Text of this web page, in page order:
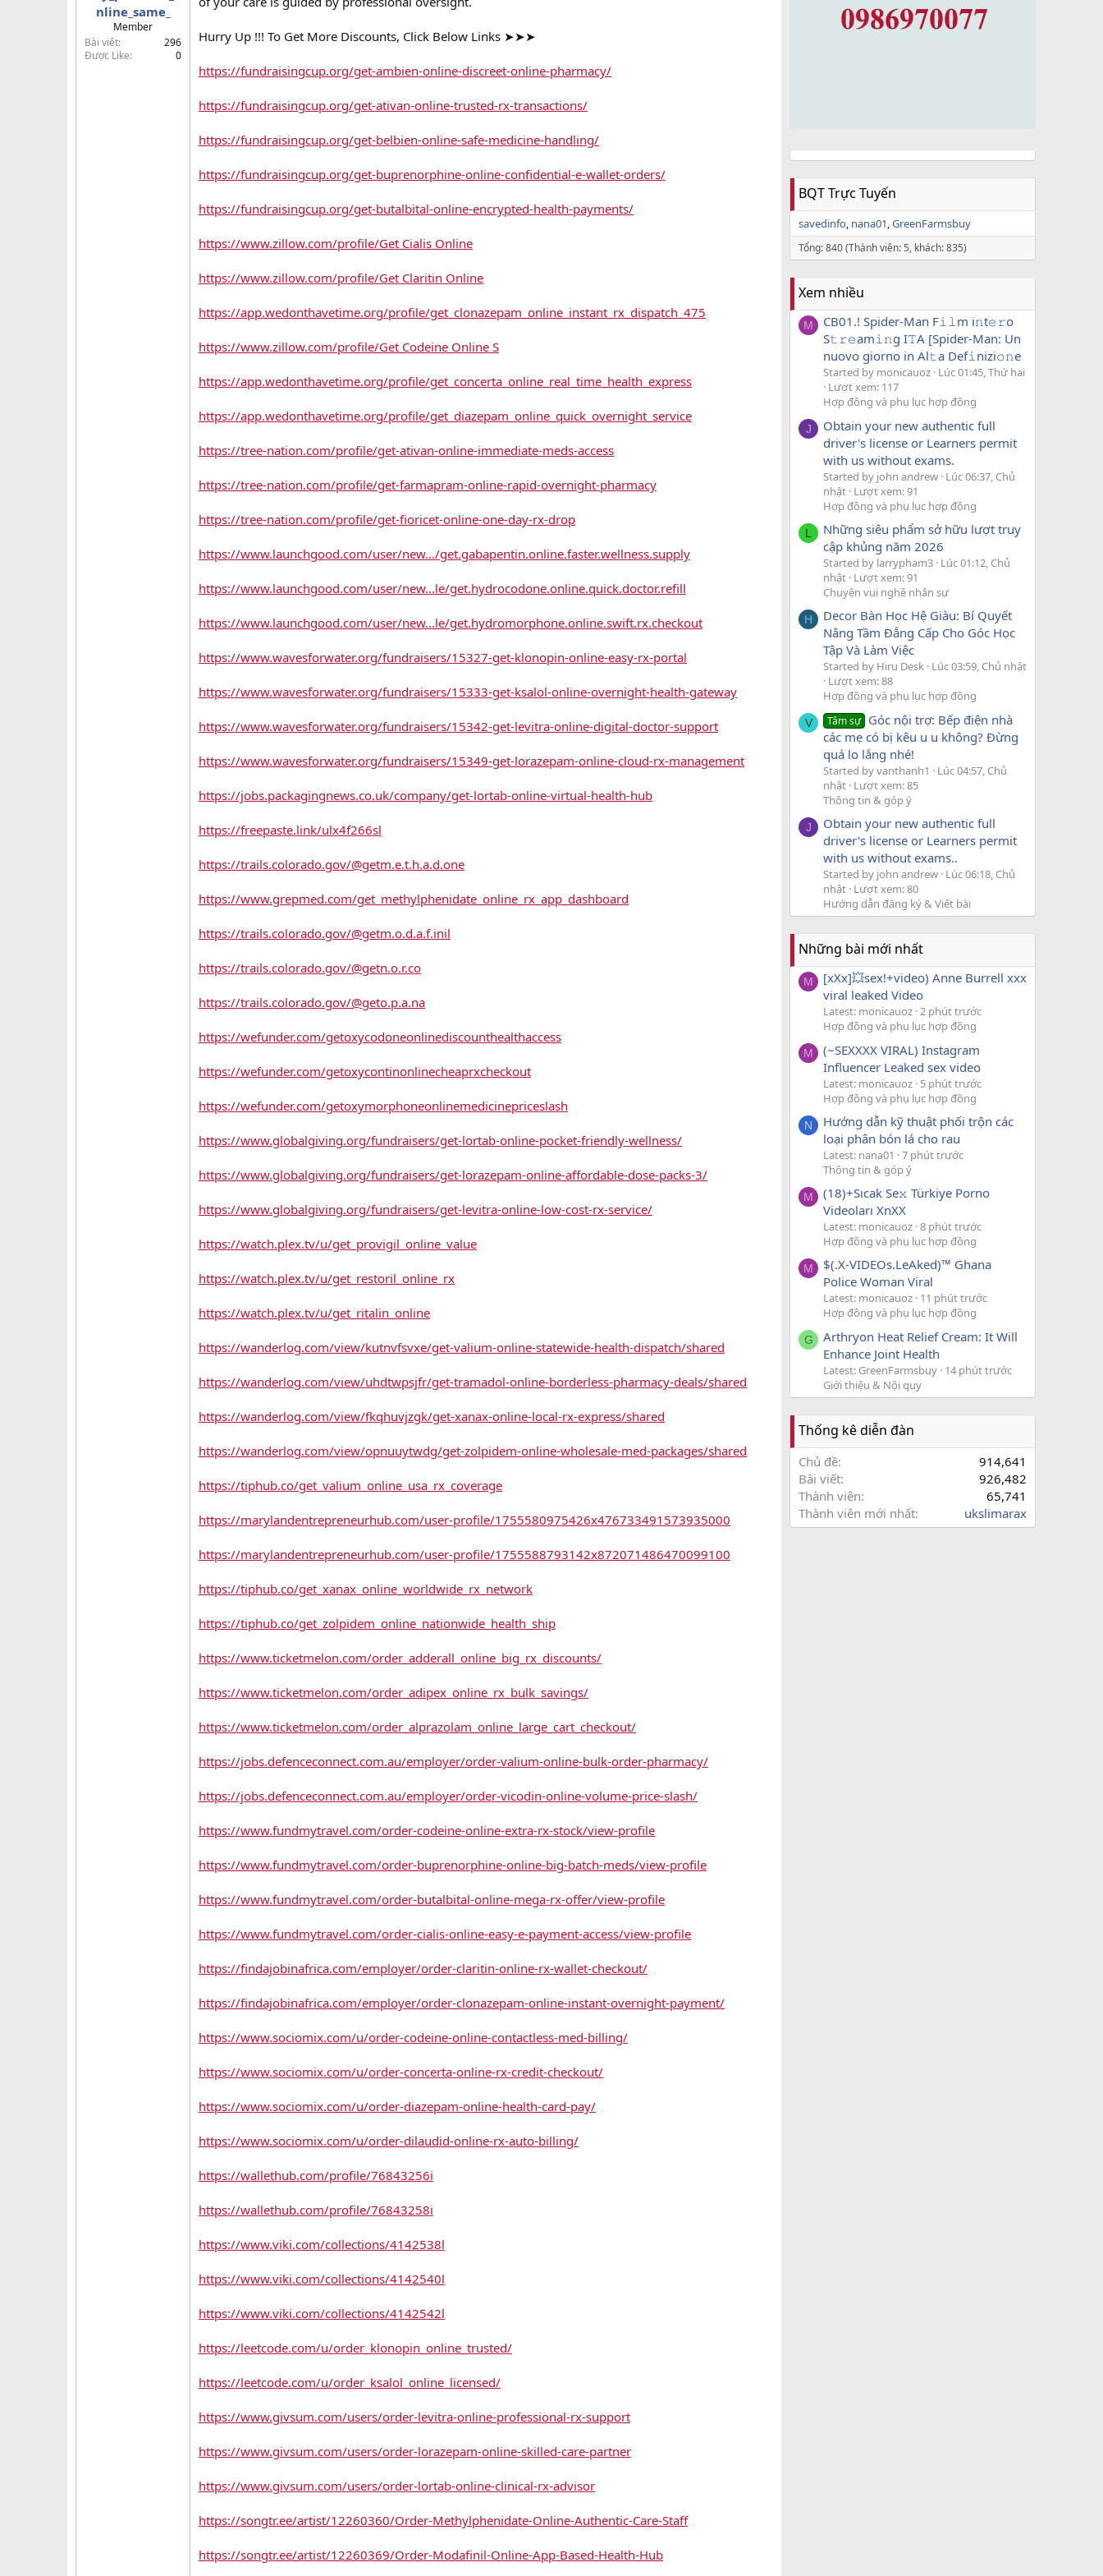
nline_same_
Member
Bài viết
296
Được Like
0
Hurry Up !!! To Get More Discounts, Click Below Links ➤➤➤
https://fundraisingcup.org/get-ambien-online-discreet-online-pharmacy/
https://fundraisingcup.org/get-ativan-online-trusted-rx-transactions/
https://fundraisingcup.org/get-belbien-online-safe-medicine-handling/
https://fundraisingcup.org/get-buprenorphine-online-confidential-e-wallet-orders/
https://fundraisingcup.org/get-butalbital-online-encrypted-health-payments/
https://www.zillow.com/profile/Get Cialis Online
https://www.zillow.com/profile/Get Claritin Online
https://app.wedonthavetime.org/profile/get_clonazepam_online_instant_rx_dispatch_475
https://www.zillow.com/profile/Get Codeine Online S
https://app.wedonthavetime.org/profile/get_concerta_online_real_time_health_express
https://app.wedonthavetime.org/profile/get_diazepam_online_quick_overnight_service
https://tree-nation.com/profile/get-ativan-online-immediate-meds-access
https://tree-nation.com/profile/get-farmapram-online-rapid-overnight-pharmacy
https://tree-nation.com/profile/get-fioricet-online-one-day-rx-drop
https://www.launchgood.com/user/new.../get.gabapentin.online.faster.wellness.supply
https://www.launchgood.com/user/new...le/get.hydrocodone.online.quick.doctor.refill
https://www.launchgood.com/user/new...le/get.hydromorphone.online.swift.rx.checkout
https://www.wavesforwater.org/fundraisers/15327-get-klonopin-online-easy-rx-portal
https://www.wavesforwater.org/fundraisers/15333-get-ksalol-online-overnight-health-gateway
https://www.wavesforwater.org/fundraisers/15342-get-levitra-online-digital-doctor-support
https://www.wavesforwater.org/fundraisers/15349-get-lorazepam-online-cloud-rx-management
https://jobs.packagingnews.co.uk/company/get-lortab-online-virtual-health-hub
https://freepaste.link/ulx4f266sl
https://trails.colorado.gov/@getm.e.t.h.a.d.one
https://www.grepmed.com/get_methylphenidate_online_rx_app_dashboard
https://trails.colorado.gov/@getm.o.d.a.f.inil
https://trails.colorado.gov/@getn.o.r.co
https://trails.colorado.gov/@geto.p.a.na
https://wefunder.com/getoxycodoneonlinediscounthealthaccess
https://wefunder.com/getoxycontinonlinecheaprxcheckout
https://wefunder.com/getoxymorphoneonlinemedicinepriceslash
https://www.globalgiving.org/fundraisers/get-lortab-online-pocket-friendly-wellness/
https://www.globalgiving.org/fundraisers/get-lorazepam-online-affordable-dose-packs-3/
https://www.globalgiving.org/fundraisers/get-levitra-online-low-cost-rx-service/
https://watch.plex.tv/u/get_provigil_online_value
https://watch.plex.tv/u/get_restoril_online_rx
https://watch.plex.tv/u/get_ritalin_online
https://wanderlog.com/view/kutnvfsvxe/get-valium-online-statewide-health-dispatch/shared
https://wanderlog.com/view/uhdtwpsjfr/get-tramadol-online-borderless-pharmacy-deals/shared
https://wanderlog.com/view/fkqhuvjzgk/get-xanax-online-local-rx-express/shared
https://wanderlog.com/view/opnuuytwdg/get-zolpidem-online-wholesale-med-packages/shared
https://tiphub.co/get_valium_online_usa_rx_coverage
https://marylandentrepreneurhub.com/user-profile/1755580975426x476733491573935000
https://marylandentrepreneurhub.com/user-profile/1755588793142x872071486470099100
https://tiphub.co/get_xanax_online_worldwide_rx_network
https://tiphub.co/get_zolpidem_online_nationwide_health_ship
https://www.ticketmelon.com/order_adderall_online_big_rx_discounts/
https://www.ticketmelon.com/order_adipex_online_rx_bulk_savings/
https://www.ticketmelon.com/order_alprazolam_online_large_cart_checkout/
https://jobs.defenceconnect.com.au/employer/order-valium-online-bulk-order-pharmacy/
https://jobs.defenceconnect.com.au/employer/order-vicodin-online-volume-price-slash/
https://www.fundmytravel.com/order-codeine-online-extra-rx-stock/view-profile
https://www.fundmytravel.com/order-buprenorphine-online-big-batch-meds/view-profile
https://www.fundmytravel.com/order-butalbital-online-mega-rx-offer/view-profile
https://www.fundmytravel.com/order-cialis-online-easy-e-payment-access/view-profile
https://findajobinafrica.com/employer/order-claritin-online-rx-wallet-checkout/
https://findajobinafrica.com/employer/order-clonazepam-online-instant-overnight-payment/
https://www.sociomix.com/u/order-codeine-online-contactless-med-billing/
https://www.sociomix.com/u/order-concerta-online-rx-credit-checkout/
https://www.sociomix.com/u/order-diazepam-online-health-card-pay/
https://www.sociomix.com/u/order-dilaudid-online-rx-auto-billing/
https://wallethub.com/profile/76843256i
https://wallethub.com/profile/76843258i
https://www.viki.com/collections/4142538l
https://www.viki.com/collections/4142540l
https://www.viki.com/collections/4142542l
https://leetcode.com/u/order_klonopin_online_trusted/
https://leetcode.com/u/order_ksalol_online_licensed/
https://www.givsum.com/users/order-levitra-online-professional-rx-support
https://www.givsum.com/users/order-lorazepam-online-skilled-care-partner
https://www.givsum.com/users/order-lortab-online-clinical-rx-advisor
https://songtr.ee/artist/12260360/Order-Methylphenidate-Online-Authentic-Care-Staff
https://songtr.ee/artist/12260369/Order-Modafinil-Online-App-Based-Health-Hub
BQT Trực Tuyến
savedinfo nana01 GreenFarmsbuy
Tổng: 840 (Thành viên: 5, khách: 835)
Xem nhiều
M
CB01.! Spider-Man F𝚒𝚕m i𝚗t𝚎𝚛o
S𝚝𝚛𝚎am𝚒𝚗g I𝚃A [Spider-Man: Un
nuovo giorno in Al𝚝a Def𝚒nizi𝚘𝚗e
Started by monicauoz Lúc 01:45, Thứ hai
Lượt xem: 117
Hợp đồng và phụ lục hợp đồng
J
Obtain your new authentic full
driver's license or Learners permit
with us without exams.
Started by john andrew Lúc 06:37, Chủ
nhật Lượt xem: 91
Hợp đồng và phụ lục hợp đồng
L
Những siêu phẩm sở hữu lượt truy
cập khủng năm 2026
Started by larrypham3 Lúc 01:12, Chủ
nhật Lượt xem: 91
Chuyện vui nghề nhân sự
H
Decor Bàn Học Hệ Giàu: Bí Quyết
Nâng Tầm Đẳng Cấp Cho Góc Học
Tập Và Làm Việc
Started by Hiru Desk Lúc 03:59, Chủ nhật
Lượt xem: 88
Hợp đồng và phụ lục hợp đồng
V Tâm sự Góc nội trợ: Bếp điện nhà
các mẹ có bị kêu u u không? Đừng
quá lo lắng nhé!
Started by vanthanh1
Lúc 04:57, Chủ
nhật Lượt xem: 85
Thông tin & góp ý
J
Obtain your new authentic full
driver's license or Learners permit
with us without exams..
Started by john andrew Lúc 06:18, Chủ
nhật Lượt xem: 80
Hướng dẫn đăng ký & Viết bài
Những bài mới nhất
M
[xXx]💥️sex!+video) Anne Burrell xxx
viral leaked Video
Latest: monicauoz 2 phút trước
Hợp đồng và phụ lục hợp đồng
M
(~SEXXXX VIRAL) Instagram
Influencer Leaked sex video
Latest: monicauoz 5 phút trước
Hợp đồng và phụ lục hợp đồng
N
Hướng dẫn kỹ thuật phối trộn các
loại phân bón lá cho rau
Latest: nana01
7 phút trước
Thông tin & góp ý
M
(18)+Sıcak Se𝚡 Türkiye Porno
Videoları XnXX
Latest: monicauoz 8 phút trước
Hợp đồng và phụ lục hợp đồng
M
$(.X-VIDEOs.LeAked)™ Ghana
Police Woman Viral
Latest: monicauoz 11 phút trước
Hợp đồng và phụ lục hợp đồng
G
Arthryon Heat Relief Cream: It Will
Enhance Joint Health
Latest: GreenFarmsbuy 14 phút trước
Giới thiệu & Nội quy
Thống kê diễn đàn
Chủ đề
914,641
Bài viết
926,482
Thành viên
65,741
Thành viên mới nhất
ukslimarax